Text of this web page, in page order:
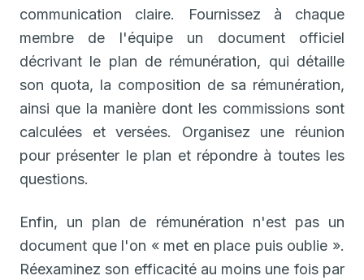
communication claire. Fournissez à chaque
membre de l'équipe un document officiel
décrivant le plan de rémunération, qui détaille
son quota, la composition de sa rémunération,
ainsi que la manière dont les commissions sont
calculées et versées. Organisez une réunion
pour présenter le plan et répondre à toutes les
questions.
Enfin, un plan de rémunération n'est pas un
document que l'on « met en place puis oublie ».
Réexaminez son efficacité au moins une fois par